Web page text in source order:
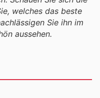
welches das beste
Sie ihn im
aussehen.